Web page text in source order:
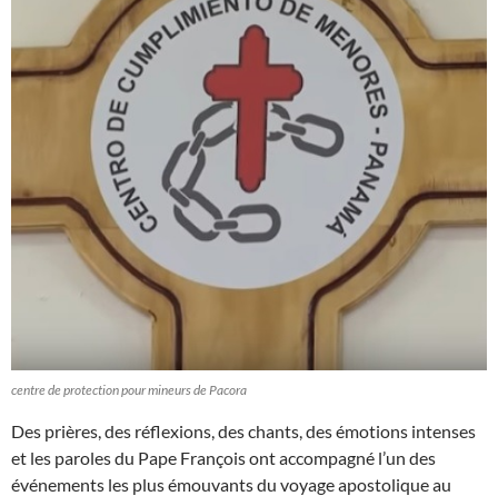
centre de protection pour mineurs de Pacora
Des prières, des réflexions, des chants, des émotions intenses
et les paroles du Pape François ont accompagné l’un des
événements les plus émouvants du voyage apostolique au